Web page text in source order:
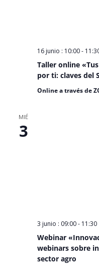
Taller online
por ti: claves del
16 junio : 10:00-
Online a través de
MIÉ
3
Webinar
webinars sobre
sector agro
3 junio : 09:00- 11:30